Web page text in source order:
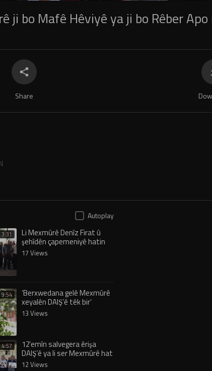
ji bo Mafê Hêviyê ya ji bo Rêber
Share
Autoplay
3:31 Li Mexmûrê Denîz Firat û
şehîdên çapemeniyê hatin
bibîranîn
17 Views
9:54 ‘Berxwedana gelê Mexmûrê
xeyalên DAIŞ’ê têk bir’
13 Views
4:57 12’emîn salvegera êrişa
DAIŞ’ê ya li ser Mexmûrê hat
şermezar kirin
12 Views